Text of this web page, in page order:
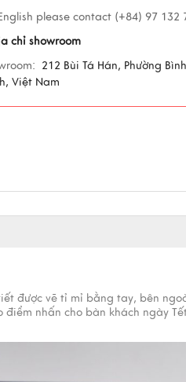
please contact (+84) 97 132
chỉ showroom
212 Bùi Tá Hán, Phường
Việt Nam
được vẽ tỉ mỉ bằng tay, bên
nhấn cho bàn khách ngày